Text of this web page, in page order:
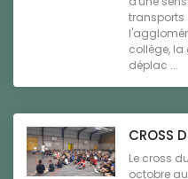
transports
collège, la
déplac ...
CROSS
Le cross
octobre